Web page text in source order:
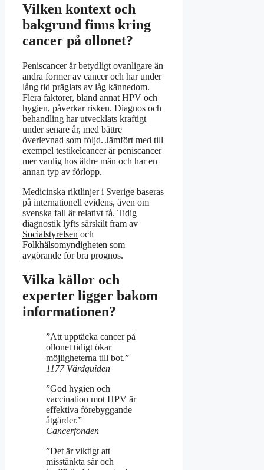
Vilken kontext och
bakgrund finns kring
cancer på ollonet?
Peniscancer är betydligt ovanligare än
andra former av cancer och har under
lång tid präglats av låg kännedom.
Flera faktorer, bland annat HPV och
hygien, påverkar risken. Diagnos och
behandling har utvecklats kraftigt
under senare år, med bättre
överlevnad som följd. Jämfört med till
exempel testikelcancer är peniscancer
mer vanlig hos äldre män och har en
annan typ av förlopp.
Medicinska riktlinjer i Sverige baseras
på internationell evidens, även om
svenska fall är relativt få. Tidig
diagnostik lyfts särskilt fram av
Socialstyrelsen och
Folkhälsomyndigheten som
avgörande för bra prognos.
Vilka källor och
experter ligger bakom
informationen?
”Att upptäcka cancer på
ollonet tidigt ökar
möjligheterna till bot.”
1177 Vårdguiden
”God hygien och
vaccination mot HPV är
effektiva förebyggande
åtgärder.”
Cancerfonden
”Det är viktigt att
misstänkta sår och